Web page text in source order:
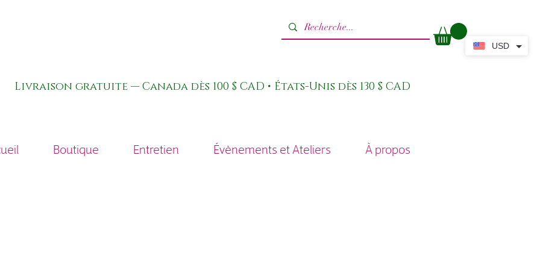
Livraison gratuite — Canada dès 100 $ CAD • États-Unis dès 130 $ CAD
Boutique Entretien Évènements et Ateliers À propos
USD